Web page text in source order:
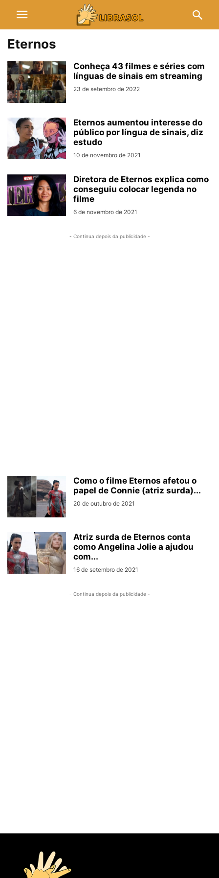
Eternos
Conheça 43 filmes e séries com
línguas de sinais em streaming
23 de setembro de 2022
Eternos aumentou interesse do
público por língua de sinais, diz
estudo
10 de novembro de 2021
Diretora de Eternos explica como
conseguiu colocar legenda no
filme
6 de novembro de 2021
- Continua depois da publicidade -
Como o filme Eternos afetou o
papel de Connie (atriz surda)...
20 de outubro de 2021
Atriz surda de Eternos conta
como Angelina Jolie a ajudou
com...
16 de setembro de 2021
- Continua depois da publicidade -